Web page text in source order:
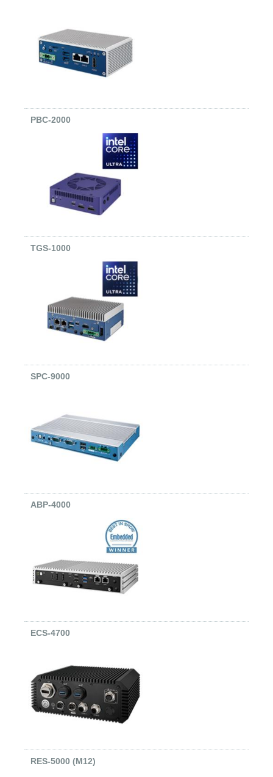
PBC-2000
TGS-1000
SPC-9000
ABP-4000
ECS-4700
RES-5000 (M12)